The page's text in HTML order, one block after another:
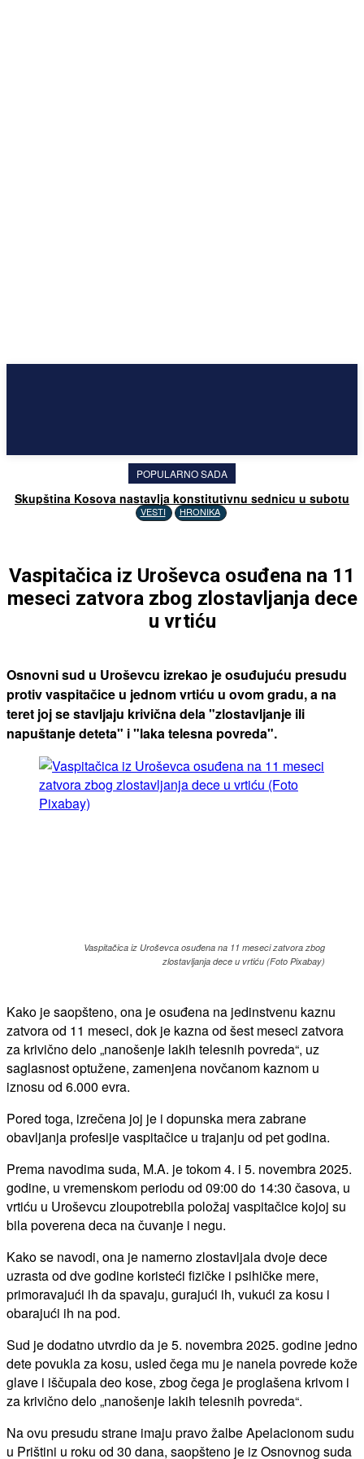
POPULARNO SADA
Skupština Kosova nastavlja konstitutivnu sednicu u subotu
VESTI HRONIKA
Vaspitačica iz Uroševca osuđena na 11
meseci zatvora zbog zlostavljanja dece
u vrtiću
Osnovni sud u Uroševcu izrekao je osuđujuću presudu
protiv vaspitačice u jednom vrtiću u ovom gradu, a na
teret joj se stavljaju krivična dela "zlostavljanje ili
napuštanje deteta" i "laka telesna povreda".
Vaspitačica iz Uroševca osuđena na 11 meseci zatvora zbog
zlostavljanja dece u vrtiću (Foto Pixabay)
Kako je saopšteno, ona je osuđena na jedinstvenu kaznu
zatvora od 11 meseci, dok je kazna od šest meseci zatvora
za krivično delo „nanošenje lakih telesnih povreda“, uz
saglasnost optužene, zamenjena novčanom kaznom u
iznosu od 6.000 evra.
Pored toga, izrečena joj je i dopunska mera zabrane
obavljanja profesije vaspitačice u trajanju od pet godina.
Prema navodima suda, M.A. je tokom 4. i 5. novembra 2025.
godine, u vremenskom periodu od 09:00 do 14:30 časova, u
vrtiću u Uroševcu zloupotrebila položaj vaspitačice kojoj su
bila poverena deca na čuvanje i negu.
Kako se navodi, ona je namerno zlostavljala dvoje dece
uzrasta od dve godine koristeći fizičke i psihičke mere,
primoravajući ih da spavaju, gurajući ih, vukući za kosu i
obarajući ih na pod.
Sud je dodatno utvrdio da je 5. novembra 2025. godine jedno
dete povukla za kosu, usled čega mu je nanela povrede kože
glave i iščupala deo kose, zbog čega je proglašena krivom i
za krivično delo „nanošenje lakih telesnih povreda“.
Na ovu presudu strane imaju pravo žalbe Apelacionom sudu
u Prištini u roku od 30 dana, saopšteno je iz Osnovnog suda